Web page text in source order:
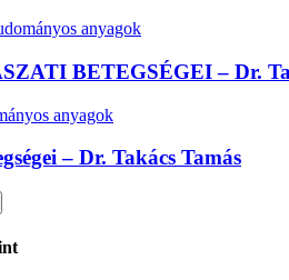
anyagok
BETEGSÉGEI – Dr.
anyagok
– Dr. Takács Tamás